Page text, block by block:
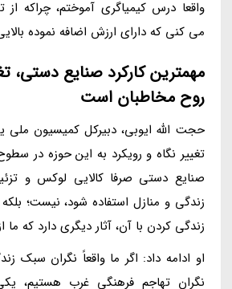
واقعا درس کیمیاگری آموختم، چراکه
می کنی که دارای ارزش اضافه نموده
مهمترین کارکرد صنایع دستی،
روح مخاطبان است
حجت الله ایوبی، دبیرکل کمیسیون ملی
تغییر نگاه و رویکرد به این حوزه در
صنایع دستی صرفا کالایی لوکس و
زندگی و منازل استفاده شود، نیست؛
زندگی کردن با آن، آثار دیگری دارد که ما
او ادامه داد: اگر ما واقعاً نگران سبک
نگران تهاجم فرهنگی غرب هستیم،